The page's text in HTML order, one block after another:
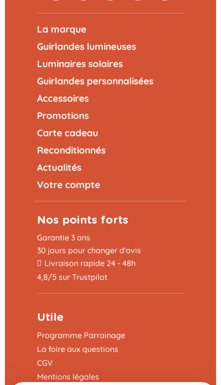
La marque
Guirlandes lumineuses
Luminaires solaires
Guirlandes personnalisées
Accessoires
Promotions
Carte cadeau
Reconditionnés
Actualités
Votre compte
Nos points forts
Garantie 3 ans
30 jours pour changer d'avis
Livraison rapide 24 - 48h
4,8/5 sur Trustpilot
Utile
Programme Parrainage
La foire aux questions
CGV
Mentions légales